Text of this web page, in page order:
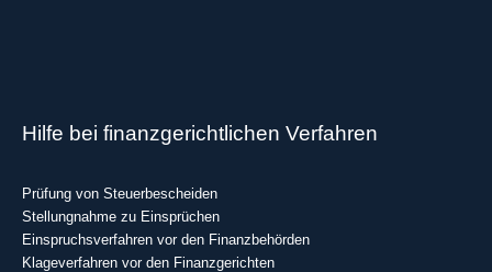
Hilfe bei finanzgerichtlichen Verfahren
Prüfung von Steuerbescheiden
Stellungnahme zu Einsprüchen
Einspruchsverfahren vor den Finanzbehörden
Klageverfahren vor den Finanzgerichten